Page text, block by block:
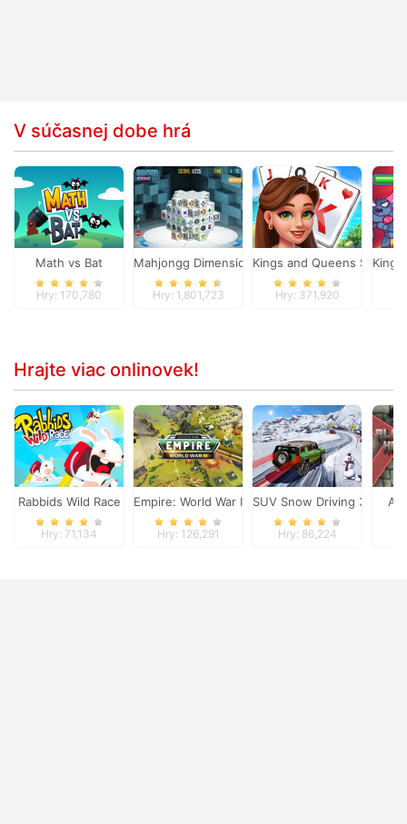
V súčasnej dobe hrá
Math vs Bat
Hry: 170,780
Mahjongg Dimensions
Hry: 1,801,723
Kings and Queens
Hry: 371,920
King
Hrajte viac onlinovek!
Rabbids Wild Race
Hry: 71,134
Empire: World War III
Hry: 126,291
SUV Snow Driving 3d
Hry: 86,224